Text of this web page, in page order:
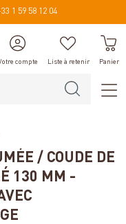
1 59 58 12 04
compte Liste à retenir Panier
/ COUDE DE
130 MM -